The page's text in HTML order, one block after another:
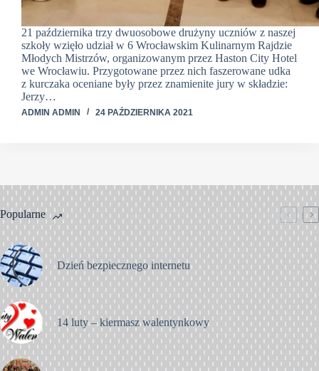
21 października trzy dwuosobowe drużyny uczniów z naszej
szkoły wzięło udział w 6 Wrocławskim Kulinarnym Rajdzie
Młodych Mistrzów, organizowanym przez Haston City Hotel
we Wrocławiu. Przygotowane przez nich faszerowane udka
z kurczaka oceniane były przez znamienite jury w składzie:
Jerzy…
ADMIN ADMIN 24 PAŹDZIERNIKA 2021
Popularne
Dzień bezpiecznego internetu
14 luty – kiermasz walentynkowy